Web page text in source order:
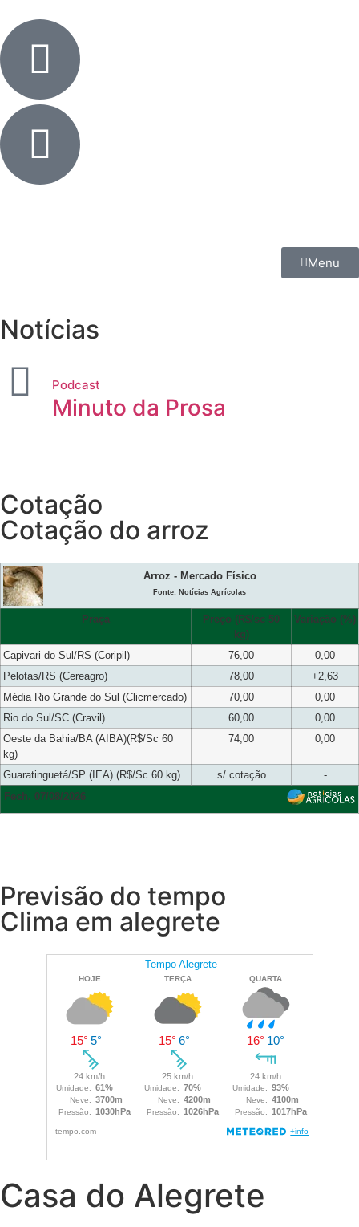
Menu
Notícias
Podcast
Minuto da Prosa
Cotação
Cotação do arroz
Arroz - Mercado Físico
Fonte: Notícias Agrícolas
Praça
Preço (R$/sc 50
kg)
Variação (%)
Capivari do Sul/RS (Coripil) 76,00
0,00
Pelotas/RS (Cereagro)
78,00
+2,63
Média Rio Grande do Sul (Clicmercado)
70,00
0,00
Rio do Sul/SC (Cravil)
60,00
0,00
Oeste da Bahia/BA (AIBA)(R$/Sc 60
kg)
74,00 0,00
Guaratinguetá/SP (IEA) (R$/Sc 60 kg) s/ cotação
-
Fech. 07/08/2026
Previsão do tempo
Clima em alegrete
Casa do Alegrete